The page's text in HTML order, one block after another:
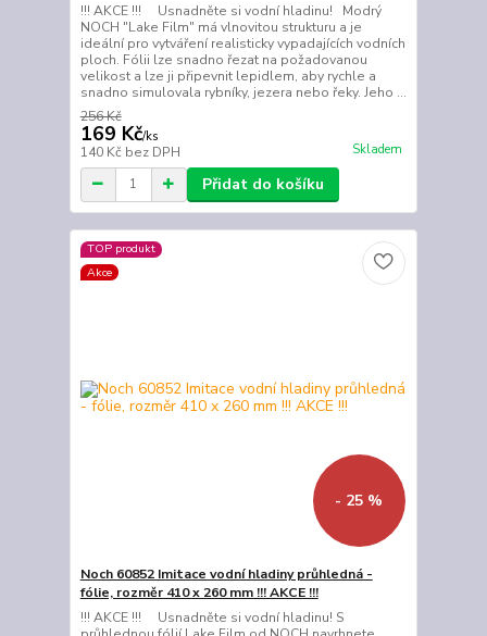
!!! AKCE !!! Usnadněte si vodní hladinu! Modrý
NOCH "Lake Film" má vlnovitou strukturu a je
ideální pro vytváření realisticky vypadajících vodních
ploch. Fólii lze snadno řezat na požadovanou
velikost a lze ji připevnit lepidlem, aby rychle a
snadno simulovala rybníky, jezera nebo řeky. Jeho ...
256 Kč
169 Kč/ks
140 Kč bez DPH Skladem
Přidat do košíku
TOP produkt
Akce
- 25 %
Noch 60852 Imitace vodní hladiny průhledná -
fólie, rozměr 410 x 260 mm !!! AKCE !!!
!!! AKCE !!! Usnadněte si vodní hladinu! S